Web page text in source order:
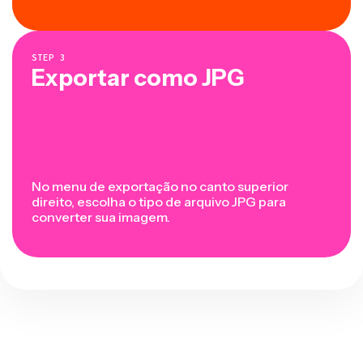
STEP 3
Exportar como JPG
No menu de exportação no canto superior
direito, escolha o tipo de arquivo JPG para
converter sua imagem.